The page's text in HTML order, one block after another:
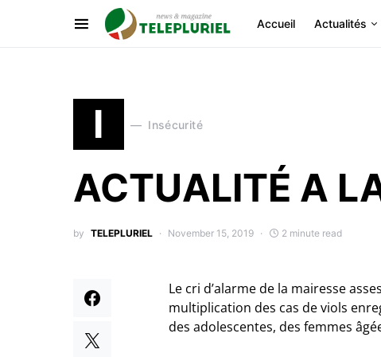
Accueil Actualités
I Insécurité
ACTUALITÉ A
by TELEPLURIEL November 15, 2019 2 minute read
Le cri d’alarme de la mairesse
multiplication des cas de viols
des adolescentes, des femmes